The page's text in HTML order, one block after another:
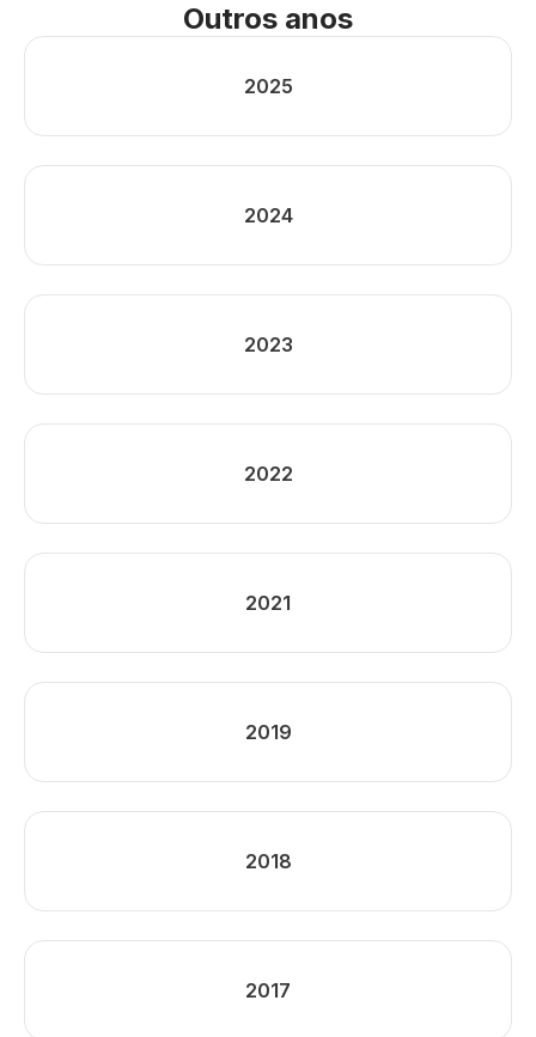
Outros anos
2025
2024
2023
2022
2021
2019
2018
2017